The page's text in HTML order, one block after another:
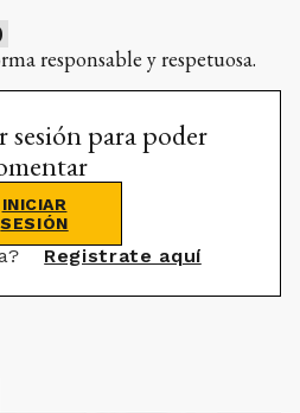
responsable y respetuosa.
sesión para poder
INICIAR
SESIÓN
Registrate aquí